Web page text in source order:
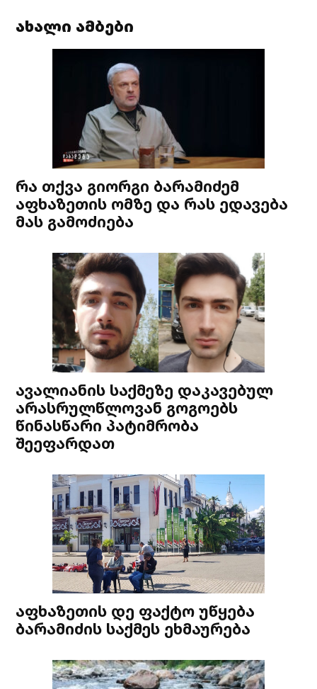
ახალი ამბები
რა თქვა გიორგი ბარამიძემ
აფხაზეთის ომზე და რას ედავება
მას გამოძიება
ავალიანის საქმეზე დაკავებულ
არასრულწლოვან გოგოებს
წინასწარი პატიმრობა
შეეფარდათ
აფხაზეთის დე ფაქტო უწყება
ბარამიძის საქმეს ეხმაურება